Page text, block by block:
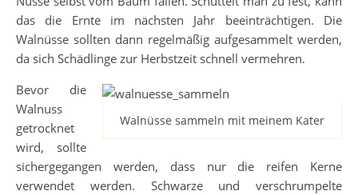
das die Ernte im nächsten Jahr beeinträchtigen. Die
Walnüsse sollten dann regelmäßig aufgesammelt werden,
da sich Schädlinge zur Herbstzeit schnell vermehren.
Walnüsse sammeln mit meinem Kater
Bevor die
Walnuss
getrocknet
wird, sollte
sichergegangen werden, dass nur die reifen Kerne
verwendet werden. Schwarze und verschrumpelte